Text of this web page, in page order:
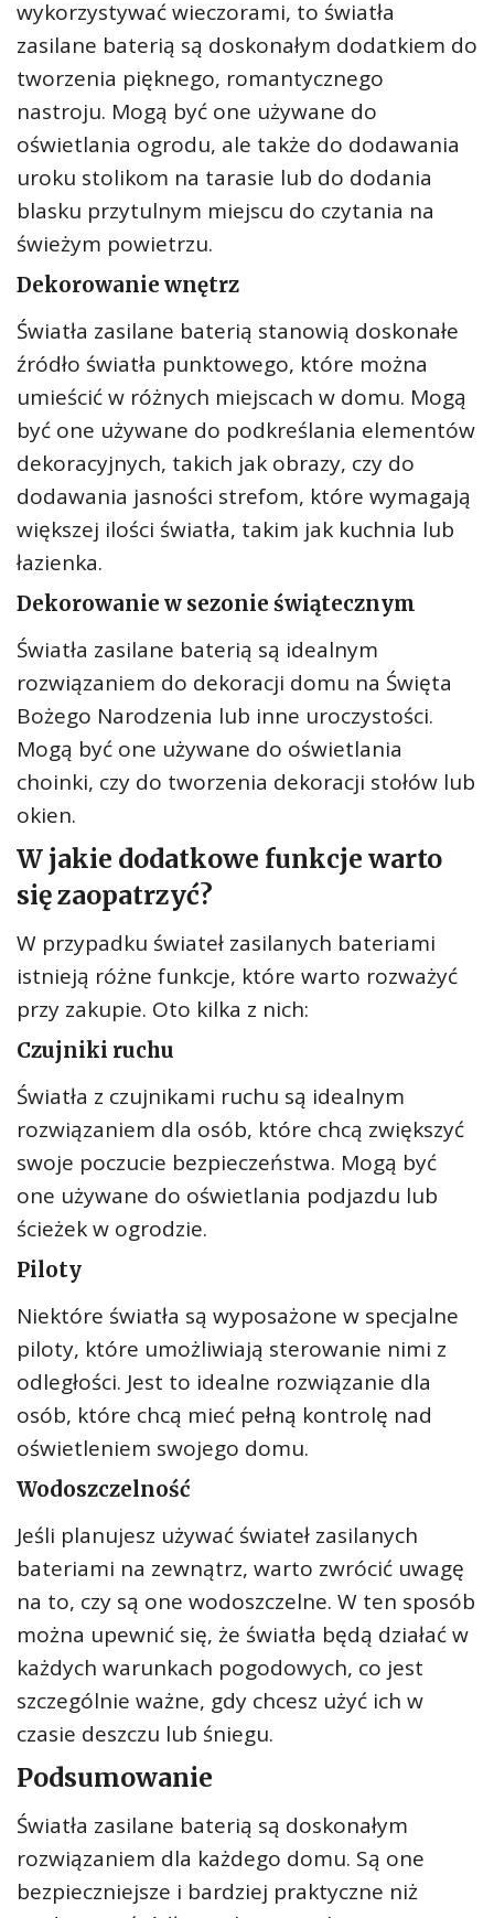
wykorzystywać wieczorami, to światła
zasilane baterią są doskonałym dodatkiem do
tworzenia pięknego, romantycznego
nastroju. Mogą być one używane do
oświetlania ogrodu, ale także do dodawania
uroku stolikom na tarasie lub do dodania
blasku przytulnym miejscu do czytania na
świeżym powietrzu.
Dekorowanie wnętrz
Światła zasilane baterią stanowią doskonałe
źródło światła punktowego, które można
umieścić w różnych miejscach w domu. Mogą
być one używane do podkreślania elementów
dekoracyjnych, takich jak obrazy, czy do
dodawania jasności strefom, które wymagają
większej ilości światła, takim jak kuchnia lub
łazienka.
Dekorowanie w sezonie świątecznym
Światła zasilane baterią są idealnym
rozwiązaniem do dekoracji domu na Święta
Bożego Narodzenia lub inne uroczystości.
Mogą być one używane do oświetlania
choinki, czy do tworzenia dekoracji stołów lub
okien.
W jakie dodatkowe funkcje warto
się zaopatrzyć?
W przypadku świateł zasilanych bateriami
istnieją różne funkcje, które warto rozważyć
przy zakupie. Oto kilka z nich:
Czujniki ruchu
Światła z czujnikami ruchu są idealnym
rozwiązaniem dla osób, które chcą zwiększyć
swoje poczucie bezpieczeństwa. Mogą być
one używane do oświetlania podjazdu lub
ścieżek w ogrodzie.
Piloty
Niektóre światła są wyposażone w specjalne
piloty, które umożliwiają sterowanie nimi z
odległości. Jest to idealne rozwiązanie dla
osób, które chcą mieć pełną kontrolę nad
oświetleniem swojego domu.
Wodoszczelność
Jeśli planujesz używać świateł zasilanych
bateriami na zewnątrz, warto zwrócić uwagę
na to, czy są one wodoszczelne. W ten sposób
można upewnić się, że światła będą działać w
każdych warunkach pogodowych, co jest
szczególnie ważne, gdy chcesz użyć ich w
czasie deszczu lub śniegu.
Podsumowanie
Światła zasilane baterią są doskonałym
rozwiązaniem dla każdego domu. Są one
bezpieczniejsze i bardziej praktyczne niż